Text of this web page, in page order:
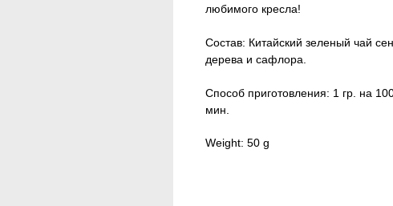
любимого кресла!
Состав: Китайский зеленый чай
дерева и сафлора.
Способ приготовления: 1 гр. на
мин.
Weight: 50 g